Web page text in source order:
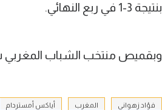
بنتيجة 3-1 في ربع النهائي.
وبقميص منتخب الشباب المغربي شارك اللاعب في
فؤاد زهواني المغرب أياكس أمستردام